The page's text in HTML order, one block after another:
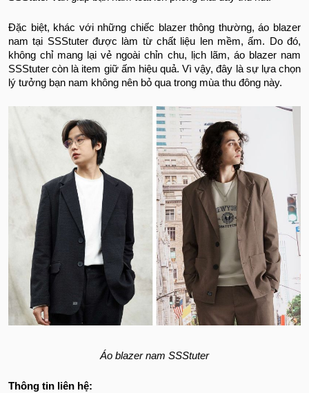
Đặc biệt, khác với những chiếc blazer thông thường, áo blazer
nam tại SSStuter được làm từ chất liệu len mềm, ấm. Do đó,
không chỉ mang lại vẻ ngoài chỉn chu, lịch lãm, áo blazer nam
SSStuter còn là item giữ ấm hiệu quả. Vì vậy, đây là sự lựa chọn
lý tưởng bạn nam không nên bỏ qua trong mùa thu đông này.
Áo blazer nam SSStuter
Thông tin liên hệ: